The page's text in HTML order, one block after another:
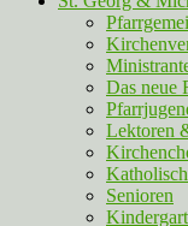
Das neue
Lektoren
Senioren